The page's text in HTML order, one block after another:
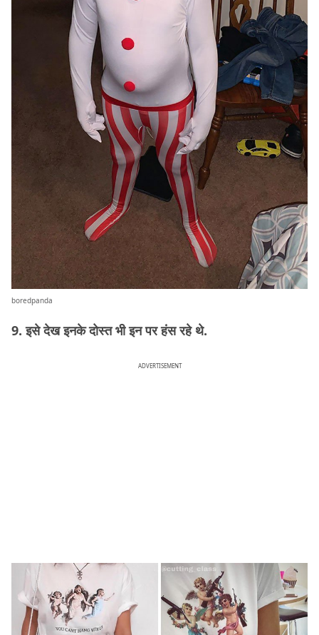
boredpanda
9. इसे देख इनके दोस्त भी इन पर हंस रहे थे.
ADVERTISEMENT